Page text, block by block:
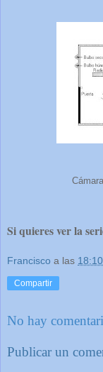
Si quieres ver la
Francisco a las 18:10
Compartir
No hay
Publicar un